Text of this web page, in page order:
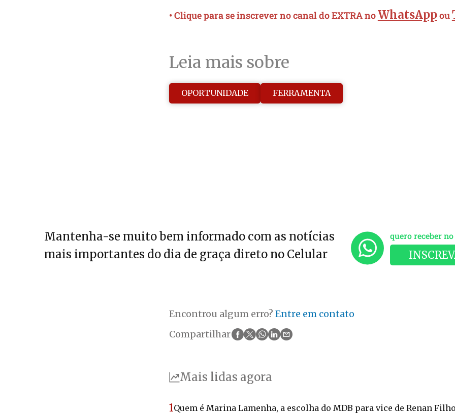
• Clique para se inscrever no canal do EXTRA noWhatsAppou
Leia mais sobre
OPORTUNIDADE FERRAMENTA
Mantenha-se muito bem informado com as notícias
mais importantes do dia de graça direto no Celular
quero receber
Encontrou algum erro? Entre em contato
Compartilhar
Mais lidas agora
1Quem é Marina Lamenha, a escolha do MDB para vice de Renan Filho